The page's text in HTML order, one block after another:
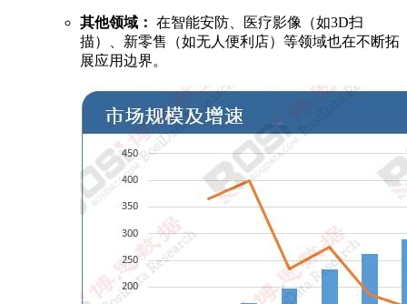
其他领域： 在智能安防、医疗影像（如3D扫
描）、新零售（如无人便利店）等领域也在不断拓
展应用边界。